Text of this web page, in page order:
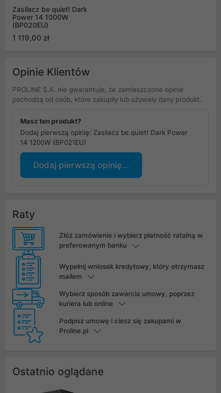
Zasilacz be quiet! Dark
Power 14 1000W
(BP020EU)
1 119,00 zł
Opinie Klientów
PROLINE S.A. nie gwarantuje, że zamieszczone opinie
pochodzą od osób, które zakupiły lub używały dany produkt.
Masz ten produkt?
Dodaj pierwszą opinię: Zasilacz be quiet! Dark Power
14 1200W (BP021EU)
Dodaj pierwszą opinię...
Raty
Złóż zamówienie i wybierz płatność ratalną w
preferowanym banku
Wypełnij wniosek kredytowy, który otrzymasz
mailem
Wybierz sposób zawarcia umowy, poprzez
kuriera lub online
Podpisz umowę i ciesz się zakupami w
Proline.pl
Ostatnio oglądane